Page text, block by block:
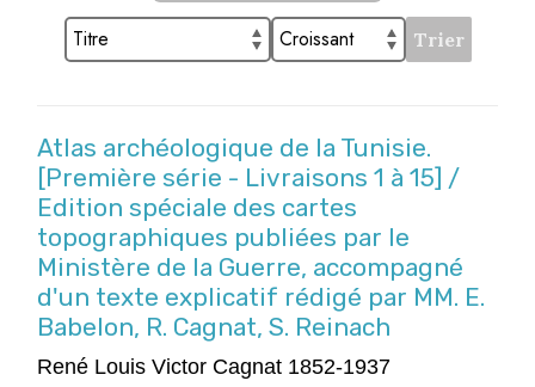
Trier
Atlas archéologique de la Tunisie.
[Première série - Livraisons 1 à 15] /
Edition spéciale des cartes
topographiques publiées par le
Ministère de la Guerre, accompagné
d'un texte explicatif rédigé par MM. E.
Babelon, R. Cagnat, S. Reinach
René Louis Victor Cagnat 1852-1937